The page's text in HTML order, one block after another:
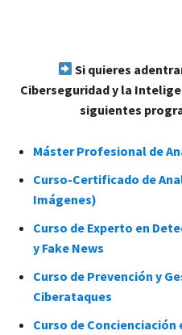
Si quieres
Ciberseguridad y la
siguientes
Máster Profesional de
Curso-Certificado de
Imágenes)
Curso de Experto en
y Fake News
Curso de Prevención y
Ciberataques
Curso de Concienciación